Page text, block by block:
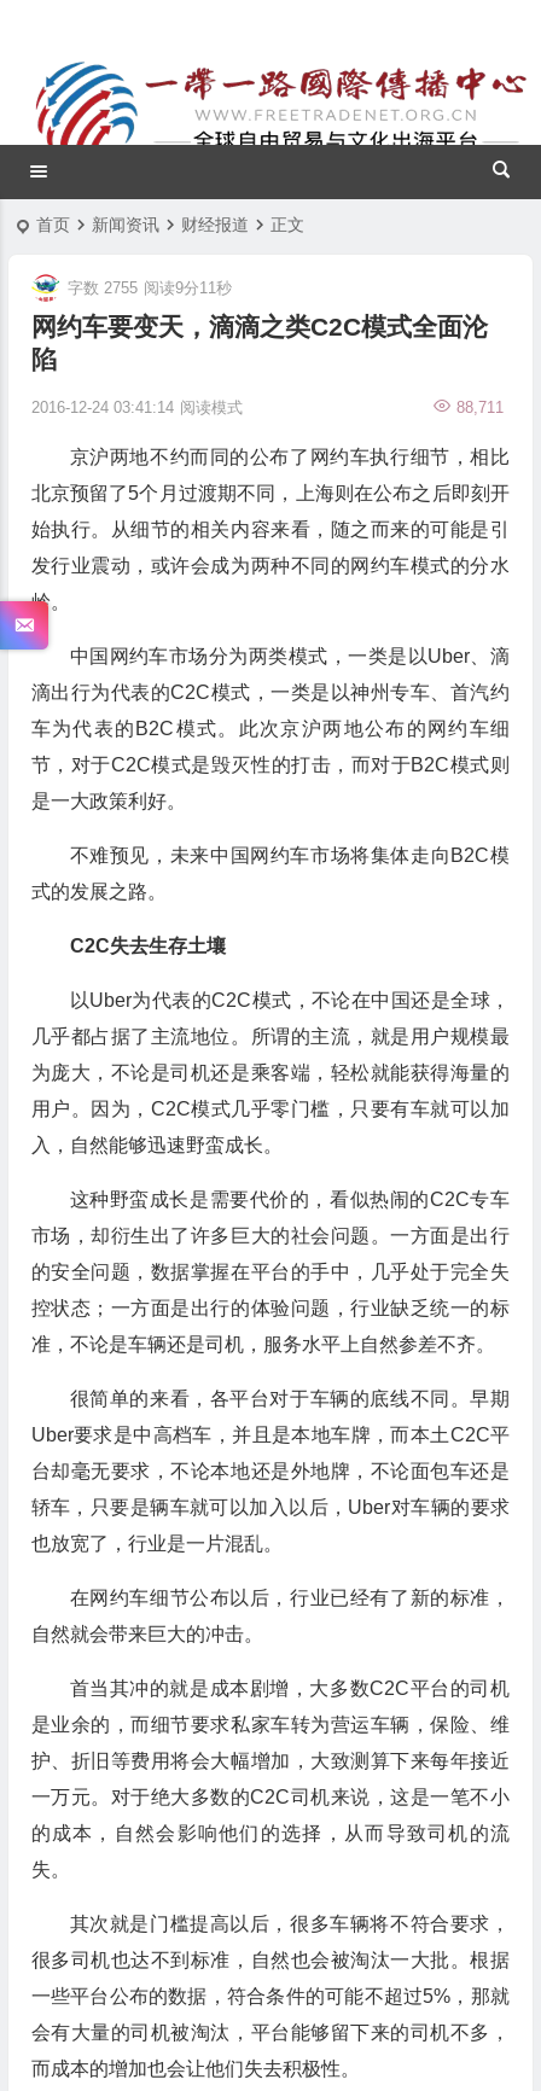
首页 新闻资讯 财经报道 正文
网约车要变天，滴滴之类C2C模式全面沦
陷
2016-12-24 03:41:14 88,711
字数 2755 阅读9分11秒
阅读模式
京沪两地不约而同的公布了网约车执行细节，相比
北京预留了5个月过渡期不同，上海则在公布之后即刻开
始执行。从细节的相关内容来看，随之而来的可能是引
发行业震动，或许会成为两种不同的网约车模式的分水
岭。
中国网约车市场分为两类模式，一类是以Uber、滴
滴出行为代表的C2C模式，一类是以神州专车、首汽约
车为代表的B2C模式。此次京沪两地公布的网约车细
节，对于C2C模式是毁灭性的打击，而对于B2C模式则
是一大政策利好。
不难预见，未来中国网约车市场将集体走向B2C模
式的发展之路。
C2C失去生存土壤
以Uber为代表的C2C模式，不论在中国还是全球，
几乎都占据了主流地位。所谓的主流，就是用户规模最
为庞大，不论是司机还是乘客端，轻松就能获得海量的
用户。因为，C2C模式几乎零门槛，只要有车就可以加
入，自然能够迅速野蛮成长。
这种野蛮成长是需要代价的，看似热闹的C2C专车
市场，却衍生出了许多巨大的社会问题。一方面是出行
的安全问题，数据掌握在平台的手中，几乎处于完全失
控状态；一方面是出行的体验问题，行业缺乏统一的标
准，不论是车辆还是司机，服务水平上自然参差不齐。
很简单的来看，各平台对于车辆的底线不同。早期
Uber要求是中高档车，并且是本地车牌，而本土C2C平
台却毫无要求，不论本地还是外地牌，不论面包车还是
轿车，只要是辆车就可以加入以后，Uber对车辆的要求
也放宽了，行业是一片混乱。
在网约车细节公布以后，行业已经有了新的标准，
自然就会带来巨大的冲击。
首当其冲的就是成本剧增，大多数C2C平台的司机
是业余的，而细节要求私家车转为营运车辆，保险、维
护、折旧等费用将会大幅增加，大致测算下来每年接近
一万元。对于绝大多数的C2C司机来说，这是一笔不小
的成本，自然会影响他们的选择，从而导致司机的流
失。
其次就是门槛提高以后，很多车辆将不符合要求，
很多司机也达不到标准，自然也会被淘汰一大批。根据
一些平台公布的数据，符合条件的可能不超过5%，那就
会有大量的司机被淘汰，平台能够留下来的司机不多，
而成本的增加也会让他们失去积极性。